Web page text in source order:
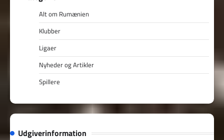
Alt om Rumænien
Klubber
Ligaer
Nyheder og Artikler
Spillere
Udgiverinformation